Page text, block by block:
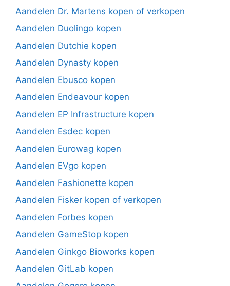
Aandelen Dr. Martens kopen of verkopen
Aandelen Duolingo kopen
Aandelen Dutchie kopen
Aandelen Dynasty kopen
Aandelen Ebusco kopen
Aandelen Endeavour kopen
Aandelen EP Infrastructure kopen
Aandelen Esdec kopen
Aandelen Eurowag kopen
Aandelen EVgo kopen
Aandelen Fashionette kopen
Aandelen Fisker kopen of verkopen
Aandelen Forbes kopen
Aandelen GameStop kopen
Aandelen Ginkgo Bioworks kopen
Aandelen GitLab kopen